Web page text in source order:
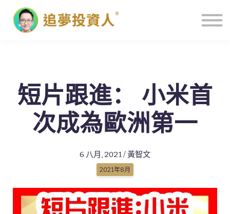
主頁
短片跟進： 小米首
次成為歐洲第一
6 八月, 2021 / 黃智文
2021年8月